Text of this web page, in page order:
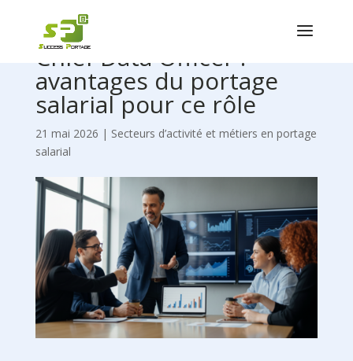
Chief Data Officer :
avantages du portage
salarial pour ce rôle
21 mai 2026 | Secteurs d’activité et métiers en portage
salarial